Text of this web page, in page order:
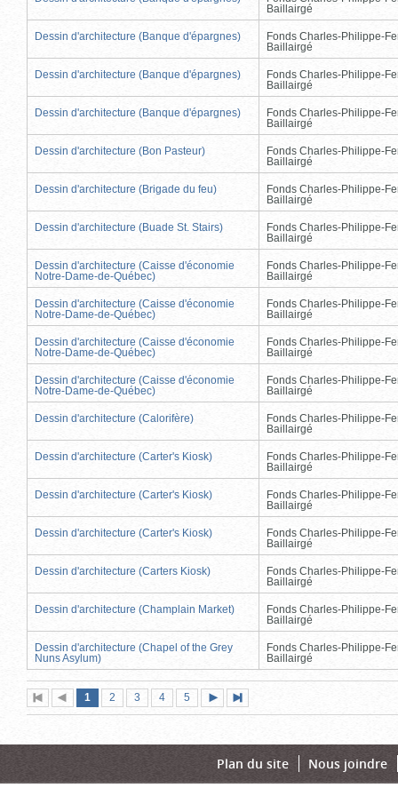
Baillairgé
Dessin d'architecture (Banque d'épargnes)
Fonds Charles-Philippe-
Baillairgé
Dessin d'architecture (Banque d'épargnes)
Fonds Charles-Philippe-
Baillairgé
Dessin d'architecture (Banque d'épargnes)
Fonds Charles-Philippe-
Baillairgé
Dessin d'architecture (Bon Pasteur)
Fonds Charles-Philippe-
Baillairgé
Dessin d'architecture (Brigade du feu)
Fonds Charles-Philippe-
Baillairgé
Dessin d'architecture (Buade St. Stairs)
Fonds Charles-Philippe-
Baillairgé
Dessin d'architecture (Caisse d'économie
Notre-Dame-de-Québec)
Fonds Charles-Philippe-
Baillairgé
Dessin d'architecture (Caisse d'économie
Notre-Dame-de-Québec)
Fonds Charles-Philippe-
Baillairgé
Dessin d'architecture (Caisse d'économie
Notre-Dame-de-Québec)
Fonds Charles-Philippe-
Baillairgé
Dessin d'architecture (Caisse d'économie
Notre-Dame-de-Québec)
Fonds Charles-Philippe-
Baillairgé
Dessin d'architecture (Calorifère)
Fonds Charles-Philippe-
Baillairgé
Dessin d'architecture (Carter's Kiosk)
Fonds Charles-Philippe-
Baillairgé
Dessin d'architecture (Carter's Kiosk)
Fonds Charles-Philippe-
Baillairgé
Dessin d'architecture (Carter's Kiosk)
Fonds Charles-Philippe-
Baillairgé
Dessin d'architecture (Carters Kiosk)
Fonds Charles-Philippe-
Baillairgé
Dessin d'architecture (Champlain Market)
Fonds Charles-Philippe-
Baillairgé
Dessin d'architecture (Chapel of the Grey
Nuns Asylum)
Fonds Charles-Philippe-
Baillairgé
Première
page
Page
précédente
Page
1 (page
actuelle)
Page
2 Page
3 Page
4 Page
5
suivante
page
Plan du site Nous joindre